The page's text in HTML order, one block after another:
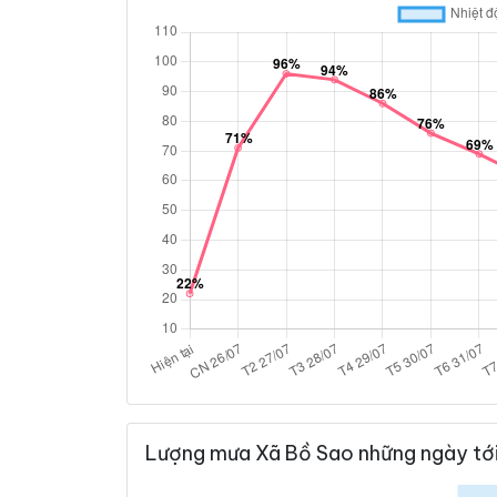
Lượng mưa Xã Bồ Sao những ngày